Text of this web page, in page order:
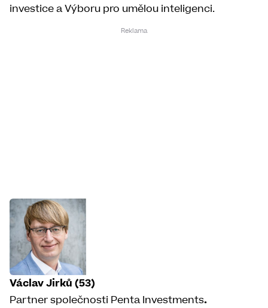
investice a Výboru pro umělou inteligenci.
Václav Jirků (53)
Partner společnosti Penta Investments.